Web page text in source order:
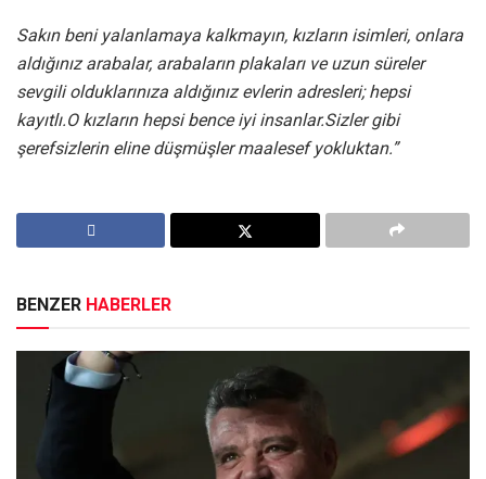
Sakın beni yalanlamaya kalkmayın, kızların isimleri, onlara
aldığınız arabalar, arabaların plakaları ve uzun süreler
sevgili olduklarınıza aldığınız evlerin adresleri; hepsi
kayıtlı.O kızların hepsi bence iyi insanlar.Sizler gibi
şerefsizlerin eline düşmüşler maalesef yokluktan.”
BENZER HABERLER